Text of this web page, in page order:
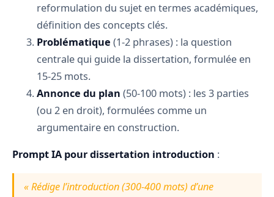
reformulation du sujet en termes académiques,
définition des concepts clés.
Problématique (1-2 phrases) : la question
centrale qui guide la dissertation, formulée en
15-25 mots.
Annonce du plan (50-100 mots) : les 3 parties
(ou 2 en droit), formulées comme un
argumentaire en construction.
Prompt IA pour dissertation introduction :
« Rédige l’introduction (300-400 mots) d’une